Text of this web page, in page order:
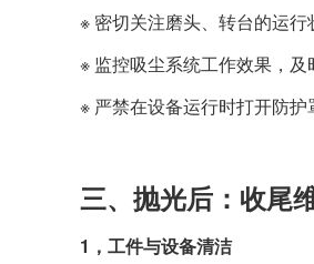
※ 密切关注磨头、转台的运行
※ 监控吸尘系统工作效果，及
※ 严禁在设备运行时打开防护
三、抛光后：收尾
1， 工件与设备清洁